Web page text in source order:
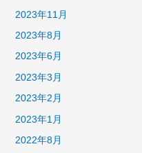
2023年11月
2023年8月
2023年6月
2023年3月
2023年2月
2023年1月
2022年8月